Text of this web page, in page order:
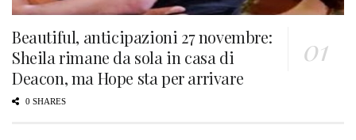
Beautiful, anticipazioni 27 novembre:
Sheila rimane da sola in casa di
Deacon, ma Hope sta per arrivare
0 SHARES